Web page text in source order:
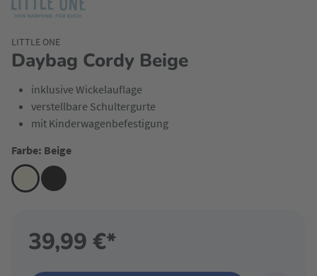
Daybag Cordy Beige
LITTLE ONE
inklusive Wickelauflage
verstellbare Schultergurte
mit Kinderwagenbefestigung
Farbe: Beige
39,99 €*